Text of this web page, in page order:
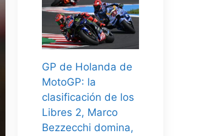
GP de Holanda de
MotoGP: la
clasificación de los
Libres 2, Marco
Bezzecchi domina,